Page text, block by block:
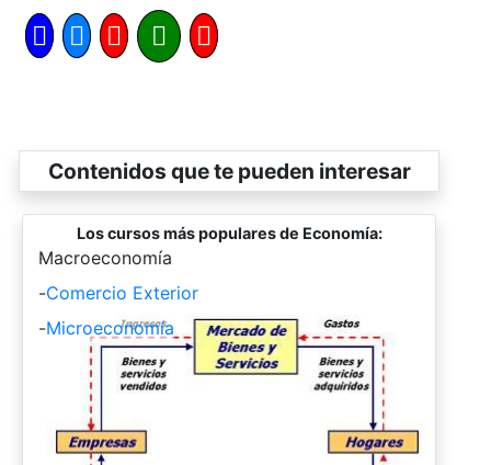
Contenidos que te pueden interesar
Los cursos más populares de Economía:
-
Macroeconomía
-Comercio Exterior
-Microeconomía